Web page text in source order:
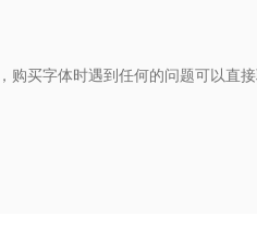
购买字体时遇到任何的问题可以直